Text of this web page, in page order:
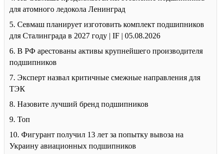
для атомного ледокола Ленинград
5. Севмаш планирует изготовить комплект подшипников
для Сталинграда в 2027 году | IF | 05.08.2026
6. В РФ арестованы активы крупнейшего производителя
подшипников
7. Эксперт назвал критичные смежные направления для
ТЭК
8. Назовите лучший бренд подшипников
9. Топ
10. Фигурант получил 13 лет за попытку вывоза на
Украину авиационных подшипников